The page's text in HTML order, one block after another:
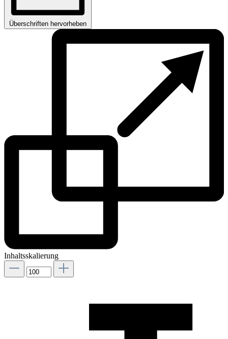
Überschriften hervorheben
Inhaltsskalierung